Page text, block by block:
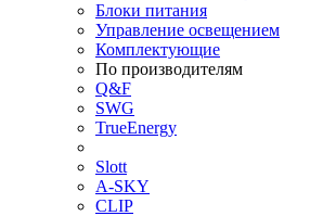
Блоки питания
Управление освещением
Комплектующие
По производителям
Q&F
SWG
TrueEnergy
Slott
A-SKY
CLIP